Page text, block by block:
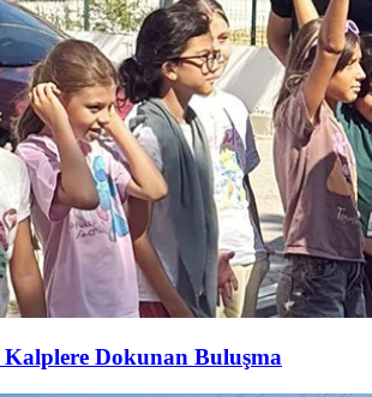
Dokunan Buluşma